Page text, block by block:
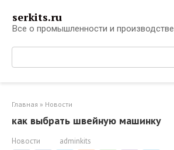
контенту
serkits.ru
Все о промышленности и производстве
Поиск:
Главная » Новости
как выбрать швейную машинку
Новости adminkits